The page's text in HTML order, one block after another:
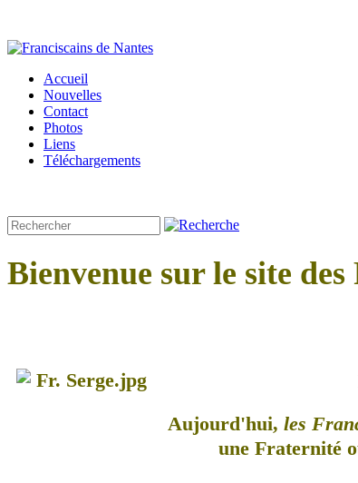
Accueil
Nouvelles
Contact
Photos
Liens
Téléchargements
Bienvenue sur le site
Aujourd'hui, les
une Fraternité